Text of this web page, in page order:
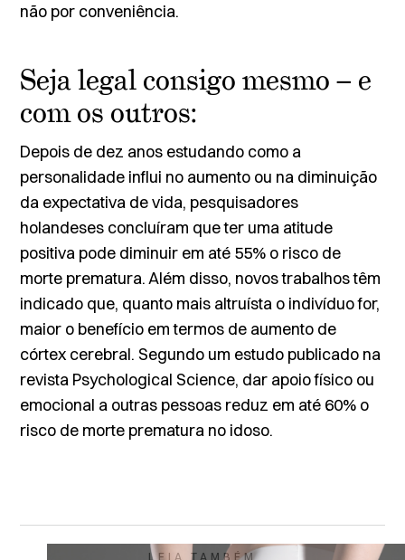
não por conveniência.
Seja legal consigo mesmo – e
com os outros:
Depois de dez anos estudando como a
personalidade influi no aumento ou na diminuição
da expectativa de vida, pesquisadores
holandeses concluíram que ter uma atitude
positiva pode diminuir em até 55% o risco de
morte prematura. Além disso, novos trabalhos têm
indicado que, quanto mais altruísta o indivíduo for,
maior o benefício em termos de aumento de
córtex cerebral. Segundo um estudo publicado na
revista Psychological Science, dar apoio físico ou
emocional a outras pessoas reduz em até 60% o
risco de morte prematura no idoso.
LEIA TAMBÉM